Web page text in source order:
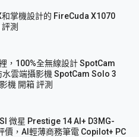
和掌機設計的 FireCuda X1070
測
，100%全無線設計 SpotCam
雲端攝影機 SpotCam Solo 3
機 開箱 評測
微星 Prestige 14 AI+ D3MG-
價，AI輕薄商務筆電 Copilot+ PC